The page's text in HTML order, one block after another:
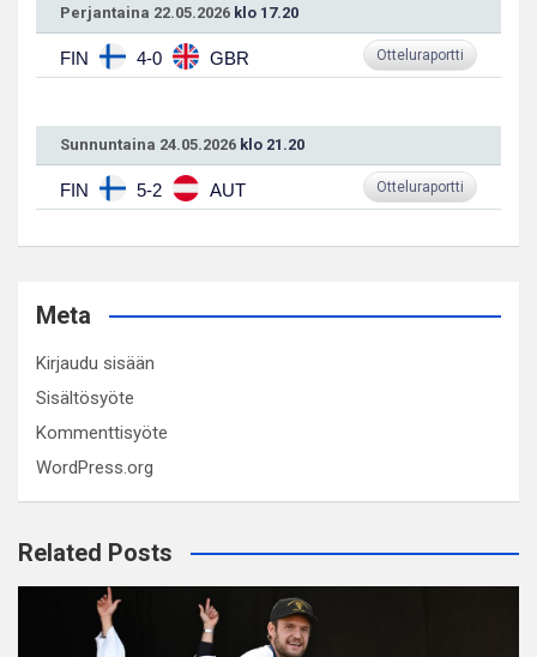
Perjantaina 22.05.2026 klo 17.20
FIN 4-0 GBR Otteluraportti
Sunnuntaina 24.05.2026 klo 21.20
FIN 5-2 AUT Otteluraportti
Meta
Kirjaudu sisään
Sisältösyöte
Kommenttisyöte
WordPress.org
Related Posts